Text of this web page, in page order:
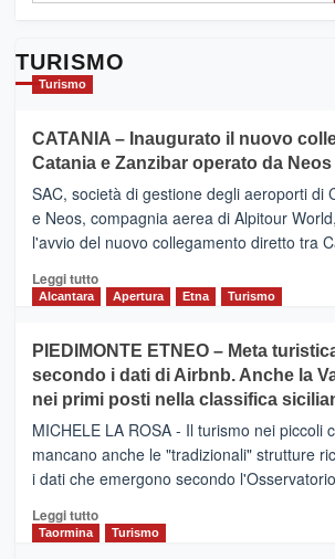
TURISMO
Turismo
CATANIA – Inaugurato il nuovo
Catania e Zanzibar operato da Neos
SAC, società di gestione degli aeroporti di
e Neos, compagnia aerea di Alpitour
l'avvio del nuovo collegamento diretto tra
Leggi tuttoLeggi
CATANIA
–
Inaugurato
il
nuovo
collegamento
tra
e
Zanzibar
Alcantara Apertura Etna Turismo
PIEDIMONTE ETNEO – Meta
secondo i dati di Airbnb. Anche la
nei primi posti nella classifica
MICHELE LA ROSA - Il turismo nei piccoli
mancano anche le "tradizionali" strutture
i dati che emergono secondo
Leggi tuttoLeggi
Taormina Turismo